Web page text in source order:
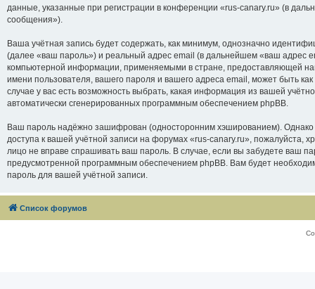
данные, указанные при регистрации в конференции «rus-canary.ru» (в
сообщения»).
Ваша учётная запись будет содержать, как минимум, однозначно
(далее «ваш пароль») и реальный адрес email (в дальнейшем «ваш адрес
компьютерной информации, применяемыми в стране, предоставляющей
имени пользователя, вашего пароля и вашего адреса email, может быть
случае у вас есть возможность выбрать, какая информация из вашей
автоматически сгенерированных программным обеспечением phpBB.
Ваш пароль надёжно зашифрован (односторонним хэшированием). Однако
доступа к вашей учётной записи на форумах «rus-canary.ru», пожалуйста,
лицо не вправе спрашивать ваш пароль. В случае, если вы забудете ваш
предусмотренной программным обеспечением phpBB. Вам будет
пароль для вашей учётной записи.
Список форумов